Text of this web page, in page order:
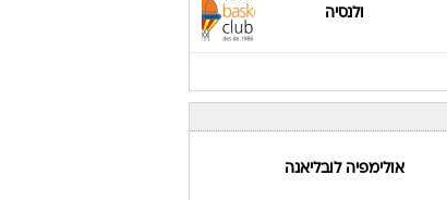
ולנסיה
אולימפיה לובליאנה